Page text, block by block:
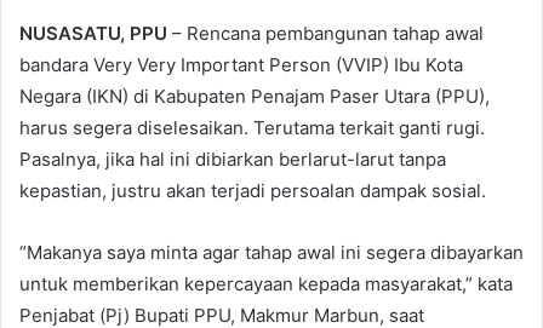
NUSASATU, PPU – Rencana pembangunan tahap awal
bandara Very Very Important Person (VVIP) Ibu Kota
Negara (IKN) di Kabupaten Penajam Paser Utara (PPU),
harus segera diselesaikan. Terutama terkait ganti rugi.
Pasalnya, jika hal ini dibiarkan berlarut-larut tanpa
kepastian, justru akan terjadi persoalan dampak sosial.
“Makanya saya minta agar tahap awal ini segera dibayarkan
untuk memberikan kepercayaan kepada masyarakat,” kata
Penjabat (Pj) Bupati PPU, Makmur Marbun, saat